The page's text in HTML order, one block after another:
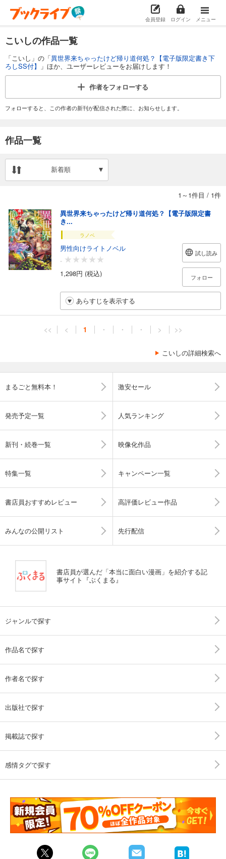
会員登録 ログイン メニュー
こいしの作品一覧
「こいし」の「異世界来ちゃったけど帰り道何処？【電子版限定書き下
ろしSS付】
」ほか、ユーザーレビューをお届けします！
作者をフォローする
フォローすると、この作者の新刊が配信された際に、お知らせします。
作品一覧
新着順
1～1件目 / 1件
異世界来ちゃったけど帰り道何処？【電子版限定書
き...
ラノベ
男性向けライトノベル
-
1,298円 (税込)
試し読み
フォロー
あらすじを表示する
<< < 1 ・ ・ ・ > >>
こいしの詳細検索へ
まるごと無料本！ 激安セール
発売予定一覧 人気ランキング
新刊・続巻一覧 映像化作品
特集一覧 キャンペーン一覧
書店員おすすめレビュー 高評価レビュー作品
みんなの公開リスト 先行配信
書店員が選んだ「本当に面白い漫画」を紹介する記
事サイト『ぶくまる』
ジャンルで探す
作品名で探す
作者名で探す
出版社で探す
掲載誌で探す
感情タグで探す